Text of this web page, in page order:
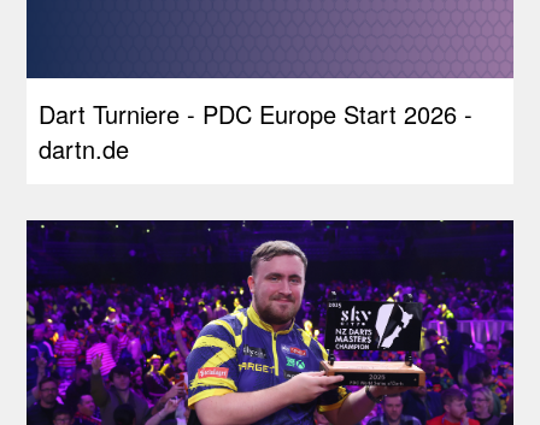
Dart Turniere - PDC Europe Start 2026 -
dartn.de